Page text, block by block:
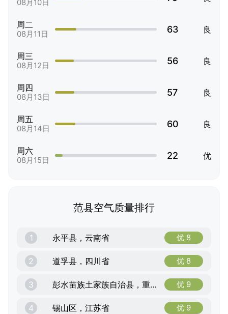
08月10日
周二
08月11日 63 良
周三
08月12日 56 良
周四
08月13日 57 良
周五
08月14日 60 良
周六
08月15日 22 优
范县空气质量排行
1 永平县，云南省 优 8
2 道孚县，四川省 优 8
3 彭水苗族土家族自治县，重庆市 优 9
4 锡山区，江苏省 优 9